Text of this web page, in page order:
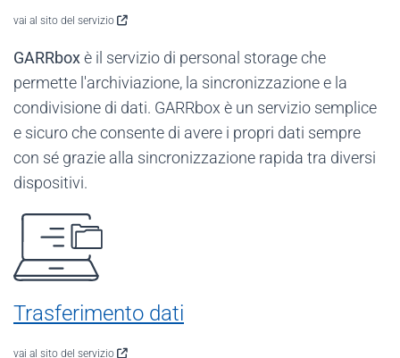
vai al sito del servizio
GARRboxè il servizio di personal storage che
permette l'archiviazione, la sincronizzazione e la
condivisione di dati. GARRbox è un servizio semplice
e sicuro che consente di avere i propri dati sempre
con sé grazie alla sincronizzazione rapida tra diversi
dispositivi.
Trasferimento dati
vai al sito del servizio